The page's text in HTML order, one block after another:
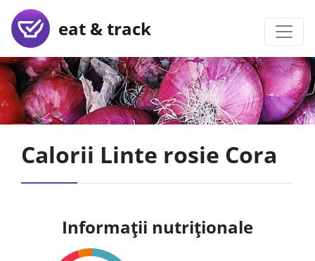
eat & track
Calorii Linte rosie Cora
Informații nutriționale